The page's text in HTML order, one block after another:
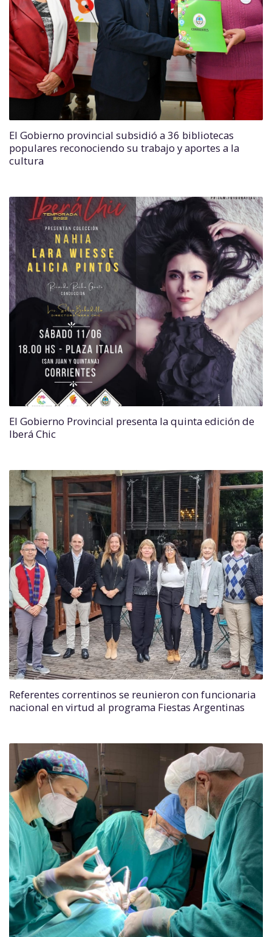
El Gobierno provincial subsidió a 36 bibliotecas
populares reconociendo su trabajo y aportes a la
cultura
El Gobierno Provincial presenta la quinta edición de
Iberá Chic
Referentes correntinos se reunieron con funcionaria
nacional en virtud al programa Fiestas Argentinas